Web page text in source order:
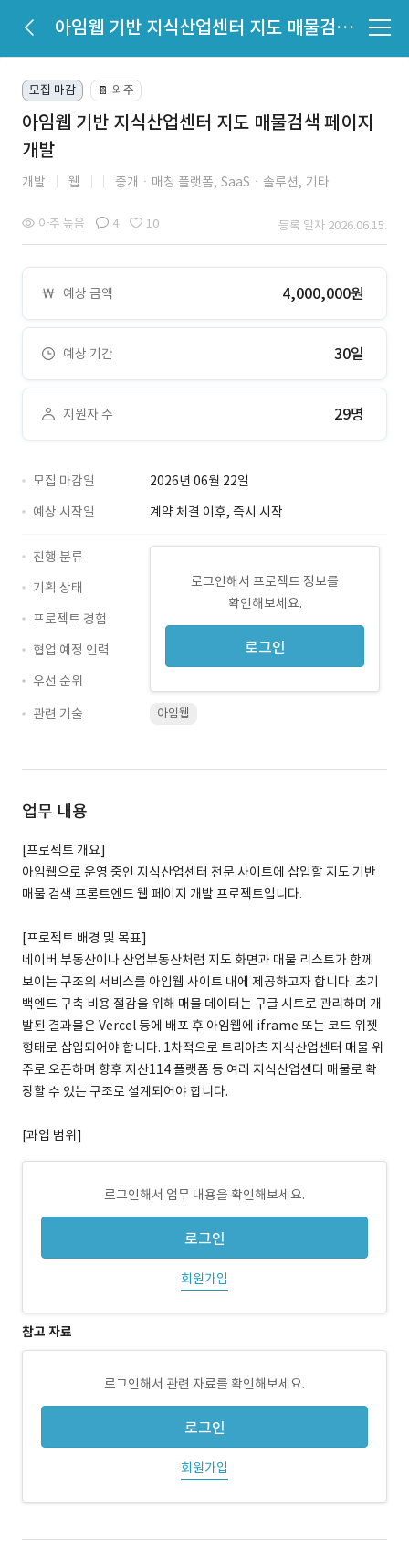
아임웹 기반 지식산업센터 지도 매물검색 페이지 개발
모집 마감 📔 외주
아임웹 기반 지식산업센터 지도 매물검색 페이지
개발
개발 웹 중개ㆍ매칭 플랫폼, SaaSㆍ솔루션, 기타
아주 높음 4 10 등록 일자 2026.06.15.
예상 금액 4,000,000원
예상 기간 30일
지원자 수 29명
모집 마감일
2026년 06월 22일
예상 시작일
계약 체결 이후, 즉시 시작
로그인해서 프로젝트 정보를
확인해보세요.
로그인
진행 분류
기획 상태
프로젝트 경험
협업 예정 인력
우선 순위
관련 기술
아임웹
업무 내용
[프로젝트 개요]
아임웹으로 운영 중인 지식산업센터 전문 사이트에 삽입할 지도 기반
매물 검색 프론트엔드 웹 페이지 개발 프로젝트입니다.
[프로젝트 배경 및 목표]
네이버 부동산이나 산업부동산처럼 지도 화면과 매물 리스트가 함께
보이는 구조의 서비스를 아임웹 사이트 내에 제공하고자 합니다. 초기
백엔드 구축 비용 절감을 위해 매물 데이터는 구글 시트로 관리하며 개
발된 결과물은 Vercel 등에 배포 후 아임웹에 iframe 또는 코드 위젯
형태로 삽입되어야 합니다. 1차적으로 트리아츠 지식산업센터 매물 위
주로 오픈하며 향후 지산114 플랫폼 등 여러 지식산업센터 매물로 확
장할 수 있는 구조로 설계되어야 합니다.
[과업 범위]
로그인해서 업무 내용을 확인해보세요.
로그인
회원가입
참고 자료
로그인해서 관련 자료를 확인해보세요.
로그인
회원가입